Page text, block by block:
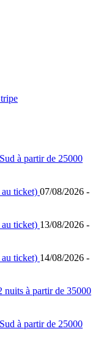
à partir de 25000
au ticket) 07/08/2026 -
au ticket) 13/08/2026 -
au ticket) 14/08/2026 -
nuits à partir de 35000
à partir de 25000